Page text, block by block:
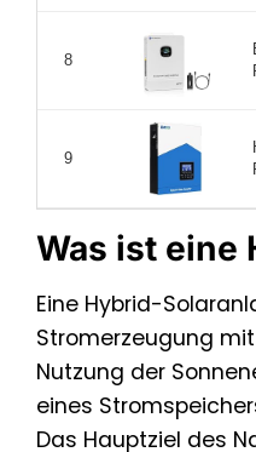
8
9
Was ist eine
Eine Hybrid-
Stromerzeugung
Nutzung der
eines
Das Hauptziel des